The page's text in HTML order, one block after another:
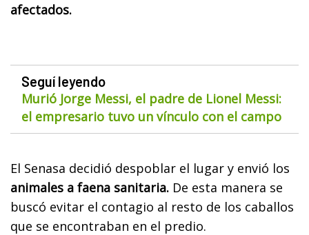
afectados.
Seguí leyendo
Murió Jorge Messi, el padre de Lionel Messi:
el empresario tuvo un vínculo con el campo
El Senasa decidió despoblar el lugar y envió los
animales a faena sanitaria. De esta manera se
buscó evitar el contagio al resto de los caballos
que se encontraban en el predio.